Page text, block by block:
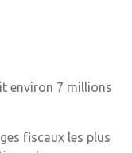
environ 7 millions
fiscaux les plus